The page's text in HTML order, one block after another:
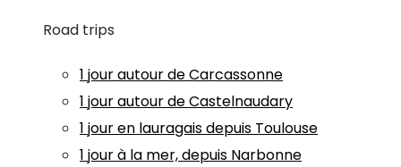
Road trips
1 jour autour de Carcassonne
1 jour autour de Castelnaudary
1 jour en lauragais depuis Toulouse
1 jour à la mer, depuis Narbonne